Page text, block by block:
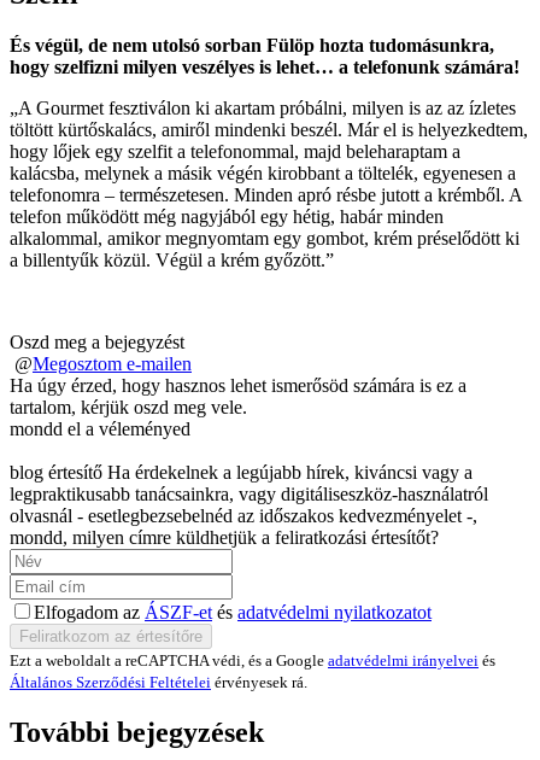
És végül, de nem utolsó sorban Fülöp hozta tudomásunkra,
hogy szelfizni milyen veszélyes is lehet… a telefonunk számára!
„A Gourmet fesztiválon ki akartam próbálni, milyen is az az ízletes
töltött kürtőskalács, amiről mindenki beszél. Már el is helyezkedtem,
hogy lőjek egy szelfit a telefonommal, majd beleharaptam a
kalácsba, melynek a másik végén kirobbant a töltelék, egyenesen a
telefonomra – természetesen. Minden apró résbe jutott a krémből. A
telefon működött még nagyjából egy hétig, habár minden
alkalommal, amikor megnyomtam egy gombot, krém préselődött ki
a billentyűk közül. Végül a krém győzött.”
Oszd meg a bejegyzést
@Megosztom e-mailen
Ha úgy érzed, hogy hasznos lehet ismerősöd számára is ez a
tartalom, kérjük oszd meg vele.
mondd el a véleményed
blog értesítő Ha érdekelnek a legújabb hírek, kiváncsi vagy a
legpraktikusabb tanácsainkra, vagy digitáliseszköz-használatról
olvasnál - esetlegbezsebelnéd az időszakos kedvezményelet -,
mondd, milyen címre küldhetjük a feliratkozási értesítőt?
Elfogadom az ÁSZF-et és adatvédelmi nyilatkozatot
Ezt a weboldalt a reCAPTCHA védi, és a Google adatvédelmi irányelvei és
Általános Szerződési Feltételei érvényesek rá.
További bejegyzések